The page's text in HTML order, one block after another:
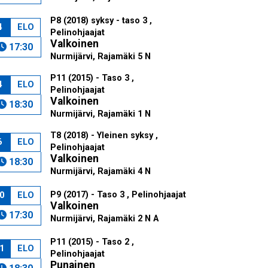
ELO
17:30
P8 (2018) syksy - taso 3 ,
Pelinohjaajat
Valkoinen
Nurmijärvi, Rajamäki 5 N
ELO
18:30
P11 (2015) - Taso 3 ,
Pelinohjaajat
Valkoinen
Nurmijärvi, Rajamäki 1 N
ELO
18:30
T8 (2018) - Yleinen syksy ,
Pelinohjaajat
Valkoinen
Nurmijärvi, Rajamäki 4 N
ELO
17:30
P9 (2017) - Taso 3 , Pelinohjaajat
Valkoinen
Nurmijärvi, Rajamäki 2 N A
ELO
P11 (2015) - Taso 2 ,
Pelinohjaajat
Punainen